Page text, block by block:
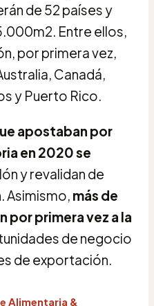
de 52 países y
Entre ellos,
por primera vez,
Canadá,
y Puerto Rico.
apostaban por
en 2020 se
y revalidan de
Asimismo, más de
por primera vez a la
de negocio
de exportación.
Alimentaria &